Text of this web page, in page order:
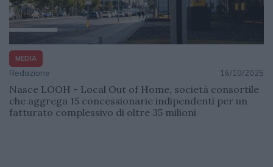
MEDIA
Redazione 16/10/2025
Nasce LOOH - Local Out of Home, società consortile
che aggrega 15 concessionarie indipendenti per un
fatturato complessivo di oltre 35 milioni